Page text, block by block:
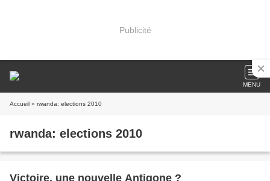
Publicité
MENU
Accueil » rwanda: elections 2010
rwanda: elections 2010
Victoire, une nouvelle Antigone ?